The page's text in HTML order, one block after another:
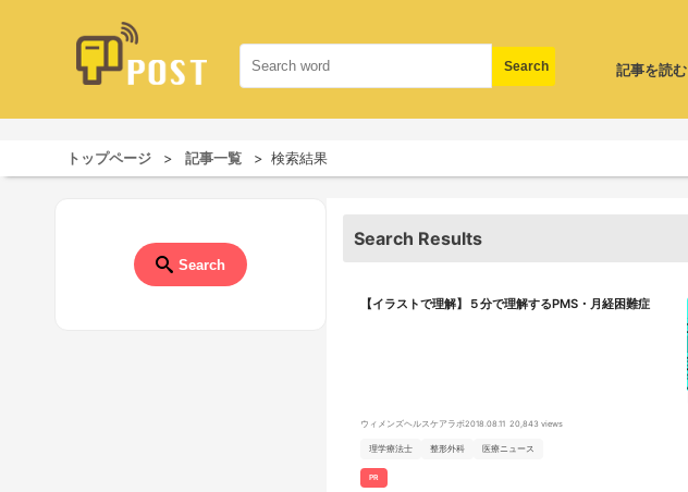
記事を読む
トップページ 記事一覧 検索結果
Search
Search Results
【イラストで理解】５分で理解するPMS・月経困難症
ウィメンズヘルスケアラボ2018.08.11 20,843 views
理学療法士 整形外科 医療ニュース
PR